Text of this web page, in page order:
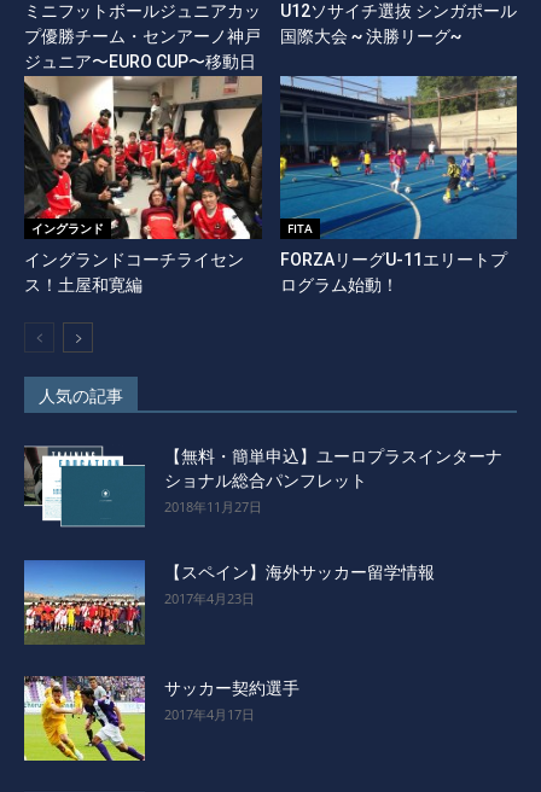
ミニフットボールジュニアカッ
プ優勝チーム・センアーノ神戸
ジュニア〜EURO CUP〜移動日
U12ソサイチ選抜 シンガポール
国際大会 ~ 決勝リーグ~
イングランド
イングランドコーチライセン
ス！土屋和寛編
FITA
FORZAリーグU-11エリートプ
ログラム始動！
人気の記事
【無料・簡単申込】ユーロプラスインターナ
ショナル総合パンフレット
2018年11月27日
【スペイン】海外サッカー留学情報
2017年4月23日
サッカー契約選手
2017年4月17日